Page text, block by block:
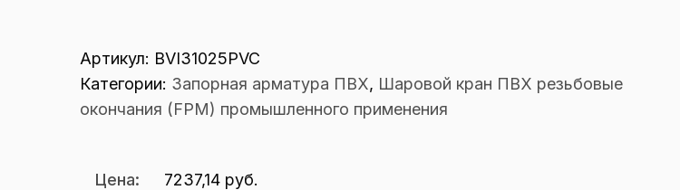
Артикул: BVI31025PVC
Категории: Запорная арматура ПВХ, Шаровой кран ПВХ резьбовые
окончания (FPM) промышленного применения
Цена: 7237,14 руб.